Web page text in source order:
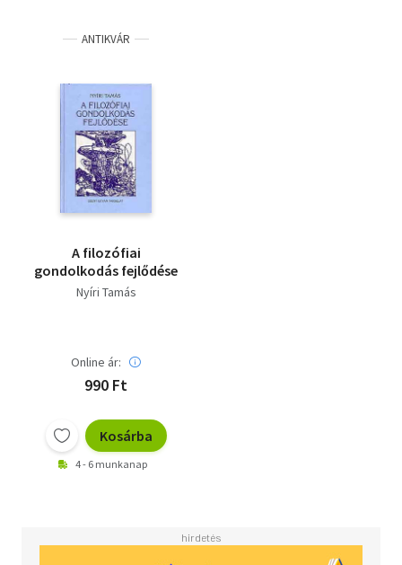
ANTIKVÁR
A filozófiai
gondolkodás fejlődése
Nyíri Tamás
Online ár:
990 Ft
Kosárba
4 - 6 munkanap